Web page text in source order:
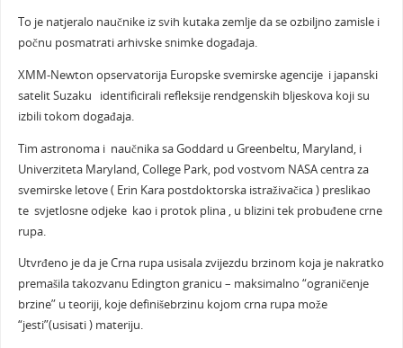
To je natjeralo naučnike iz svih kutaka zemlje da se ozbiljno zamisle i
počnu posmatrati arhivske snimke događaja.
XMM-Newton opservatorija Europske svemirske agencije i japanski
satelit Suzaku identificirali refleksije rendgenskih bljeskova koji su
izbili tokom događaja.
Tim astronoma i naučnika sa Goddard u Greenbeltu, Maryland, i
Univerziteta Maryland, College Park, pod vostvom NASA centra za
svemirske letove ( Erin Kara postdoktorska istraživačica ) preslikao
te svjetlosne odjeke kao i protok plina , u blizini tek probuđene crne
rupa.
Utvrđeno je da je Crna rupa usisala zvijezdu brzinom koja je nakratko
premašila takozvanu Edington granicu – maksimalno “ograničenje
brzine” u teoriji, koje definišebrzinu kojom crna rupa može
“jesti”(usisati ) materiju.